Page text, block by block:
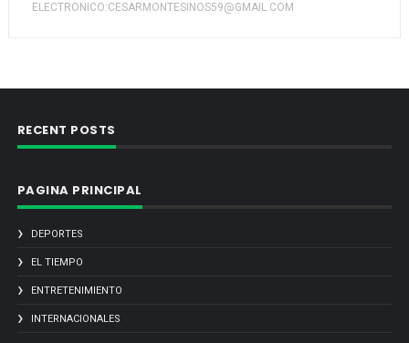
ELECTRONICO:CESARMONTESINOS59@GMAIL.COM
RECENT POSTS
PAGINA PRINCIPAL
DEPORTES
EL TIEMPO
ENTRETENIMIENTO
INTERNACIONALES